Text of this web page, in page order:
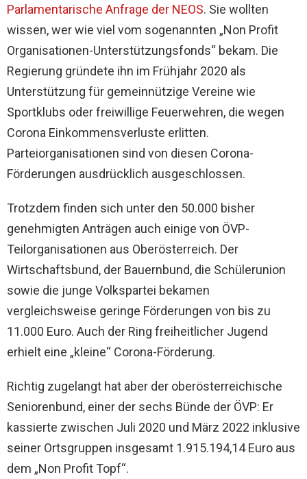
Parlamentarische Anfrage der NEOS. Sie wollten
wissen, wer wie viel vom sogenannten „Non Profit
Organisationen-Unterstützungsfonds“ bekam. Die
Regierung gründete ihn im Frühjahr 2020 als
Unterstützung für gemeinnützige Vereine wie
Sportklubs oder freiwillige Feuerwehren, die wegen
Corona Einkommensverluste erlitten.
Parteiorganisationen sind von diesen Corona-
Förderungen ausdrücklich ausgeschlossen.
Trotzdem finden sich unter den 50.000 bisher
genehmigten Anträgen auch einige von ÖVP-
Teilorganisationen aus Oberösterreich. Der
Wirtschaftsbund, der Bauernbund, die Schülerunion
sowie die junge Volkspartei bekamen
vergleichsweise geringe Förderungen von bis zu
11.000 Euro. Auch der Ring freiheitlicher Jugend
erhielt eine „kleine“ Corona-Förderung.
Richtig zugelangt hat aber der oberösterreichische
Seniorenbund, einer der sechs Bünde der ÖVP: Er
kassierte zwischen Juli 2020 und März 2022 inklusive
seiner Ortsgruppen insgesamt 1.915.194,14 Euro aus
dem „Non Profit Topf“.